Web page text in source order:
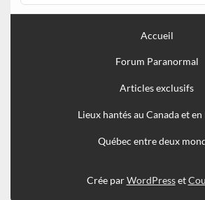
Accueil
Forum Paranormal
Articles exclusifs
Lieux hantés au Canada et
Québec entre deux
Crée parWordPresset